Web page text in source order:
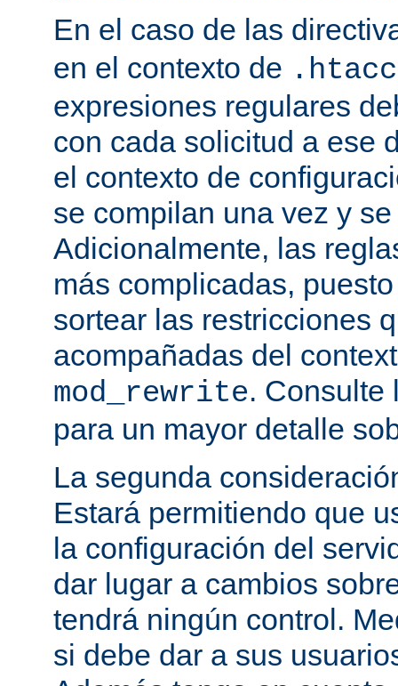
En el caso de las
en el contexto de
expresiones regulares
con cada solicitud a ese
el contexto de
se compilan una vez y
Adicionalmente, las
más complicadas,
sortear las restricciones
acompañadas del
mod_rewrite.
para un mayor detalle
La segunda
Estará permitiendo que
la configuración del
dar lugar a cambios
tendrá ningún control.
si debe dar a sus